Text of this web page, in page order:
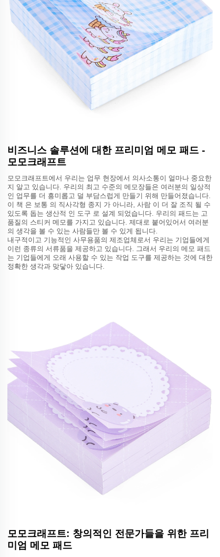
비즈니스 솔루션에 대한 프리미엄 메모 패드 -
모모크래프트
모모크래프트에서 우리는 업무 현장에서 의사소통이 얼마나 중요한
지 알고 있습니다. 우리의 최고 수준의 메모장들은 여러분의 일상적
인 업무를 더 흥미롭고 덜 부담스럽게 만들기 위해 만들어졌습니다.
이 책 은 보통 의 직사각형 종지 가 아니라, 사람 이 더 잘 조직 될 수
있도록 돕는 생산적 인 도구 로 설계 되었습니다. 우리의 패드는 고
품질의 스티커 메모를 가지고 있습니다. 제대로 붙어있어서 여러분
의 생각을 볼 수 있는 사람들만 볼 수 있게 됩니다.
내구적이고 기능적인 사무용품의 제조업체로서 우리는 기업들에게
이런 종류의 서류품을 제공하고 있습니다. 그래서 우리의 메모 패드
는 기업들에게 오래 사용할 수 있는 작업 도구를 제공하는 것에 대한
정확한 생각과 맞닿아 있습니다.
모모크래프트: 창의적인 전문가들을 위한 프리
미엄 메모 패드